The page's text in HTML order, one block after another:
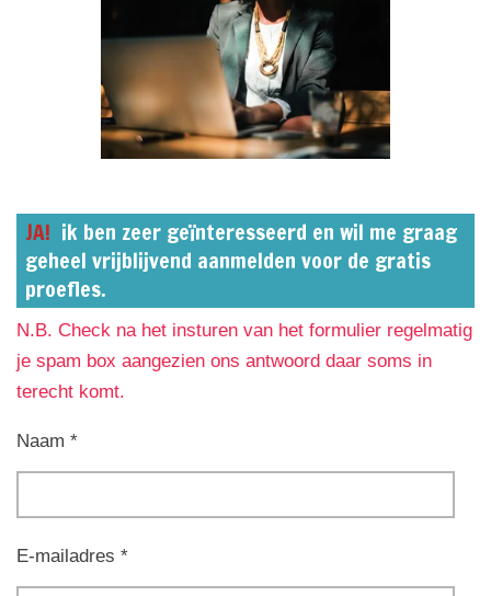
JA! ik ben zeer geïnteresseerd en wil me graag
geheel vrijblijvend aanmelden voor de gratis
proefles.
N.B. Check na het insturen van het formulier regelmatig
je spam box aangezien ons antwoord daar soms in
terecht komt.
Naam *
E-mailadres *